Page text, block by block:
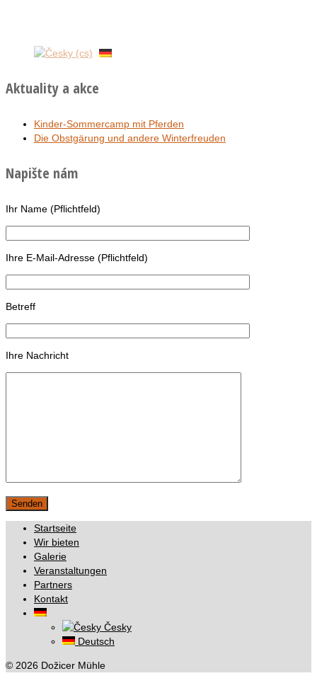
Aktuality a akce
Kinder-Sommercamp mit Pferden
Die Obstgärung und andere Winterfreuden
Napište nám
Ihr Name (Pflichtfeld)
Ihre E-Mail-Adresse (Pflichtfeld)
Betreff
Ihre Nachricht
Startseite
Wir bieten
Galerie
Veranstaltungen
Partners
Kontakt
Česky
Deutsch
© 2026 Dožicer Mühle